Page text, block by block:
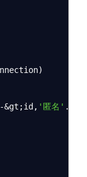
)
-&gt ;id , '匿名' .